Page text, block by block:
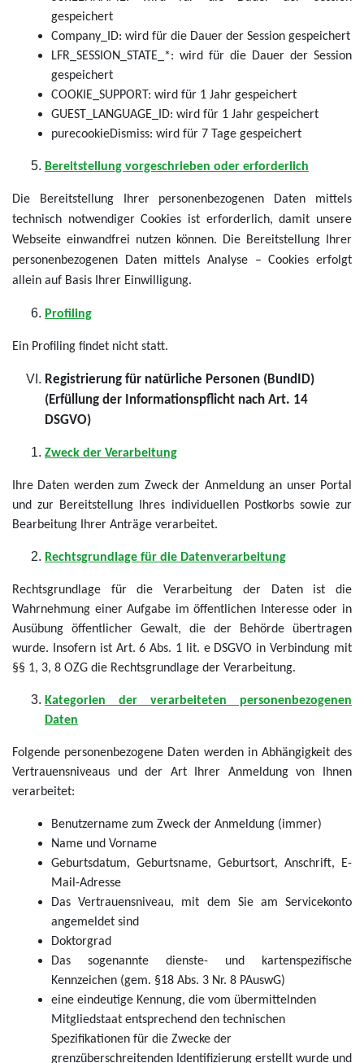
gespeichert
Company_ID: wird für die Dauer der Session gespeichert
LFR_SESSION_STATE_*: wird für die Dauer der Session
gespeichert
COOKIE_SUPPORT: wird für 1 Jahr gespeichert
GUEST_LANGUAGE_ID: wird für 1 Jahr gespeichert
purecookieDismiss: wird für 7 Tage gespeichert
Bereitstellung vorgeschrieben oder erforderlich
Die Bereitstellung Ihrer personenbezogenen Daten mittels
technisch notwendiger Cookies ist erforderlich, damit unsere
Webseite einwandfrei nutzen können. Die Bereitstellung Ihrer
personenbezogenen Daten mittels Analyse – Cookies erfolgt
allein auf Basis Ihrer Einwilligung.
Profiling
Ein Profiling findet nicht statt.
Registrierung für natürliche Personen (BundID)
(Erfüllung der Informationspflicht nach Art. 14
DSGVO)
Zweck der Verarbeitung
Ihre Daten werden zum Zweck der Anmeldung an unser Portal
und zur Bereitstellung Ihres individuellen Postkorbs sowie zur
Bearbeitung Ihrer Anträge verarbeitet.
Rechtsgrundlage für die Datenverarbeitung
Rechtsgrundlage für die Verarbeitung der Daten ist die
Wahrnehmung einer Aufgabe im öffentlichen Interesse oder in
Ausübung öffentlicher Gewalt, die der Behörde übertragen
wurde. Insofern ist Art. 6 Abs. 1 lit. e DSGVO in Verbindung mit
§§ 1, 3, 8 OZG die Rechtsgrundlage der Verarbeitung.
Kategorien der verarbeiteten personenbezogenen
Daten
Folgende personenbezogene Daten werden in Abhängigkeit des
Vertrauensniveaus und der Art Ihrer Anmeldung von Ihnen
verarbeitet:
Benutzername zum Zweck der Anmeldung (immer)
Name und Vorname
Geburtsdatum, Geburtsname, Geburtsort, Anschrift, E-
Mail-Adresse
Das Vertrauensniveau, mit dem Sie am Servicekonto
angemeldet sind
Doktorgrad
Das sogenannte dienste- und kartenspezifische
Kennzeichen (gem. §18 Abs. 3 Nr. 8 PAuswG)
eine eindeutige Kennung, die vom übermittelnden
Mitgliedstaat entsprechend den technischen
Spezifikationen für die Zwecke der
grenzüberschreitenden Identifizierung erstellt wurde und